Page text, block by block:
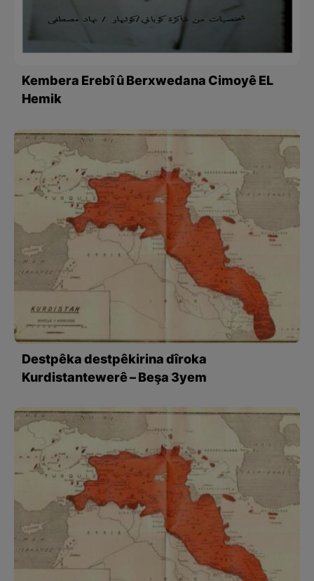
Kembera Erebî û Berxwedana Cimoyê EL
Hemik
Destpêka destpêkirina dîroka
Kurdistantewerê – Beşa 3yem